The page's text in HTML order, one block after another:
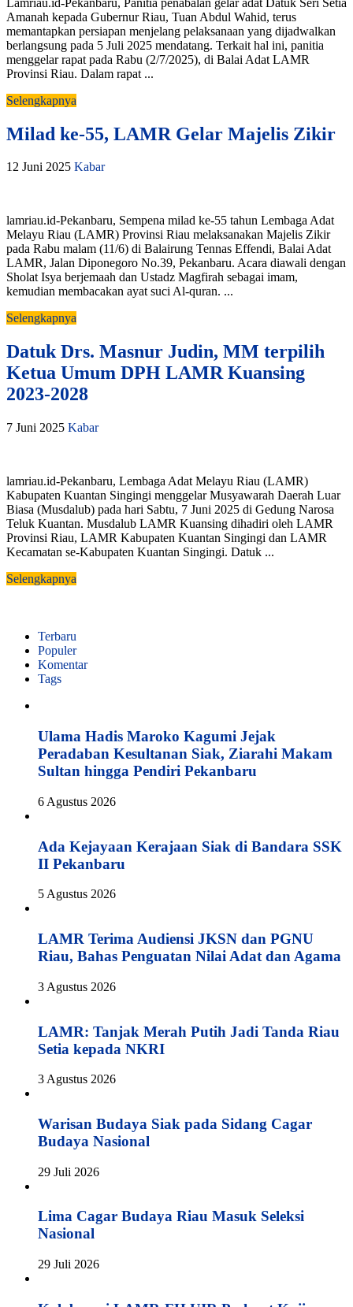
Amanah kepada Gubernur Riau, Tuan Abdul Wahid, terus
memantapkan persiapan menjelang pelaksanaan yang dijadwalkan
berlangsung pada 5 Juli 2025 mendatang. Terkait hal ini, panitia
menggelar rapat pada Rabu (2/7/2025), di Balai Adat LAMR
Provinsi Riau. Dalam rapat ...
Selengkapnya
Milad ke-55, LAMR Gelar Majelis Zikir
12 Juni 2025 Kabar
lamriau.id-Pekanbaru, Sempena milad ke-55 tahun Lembaga Adat
Melayu Riau (LAMR) Provinsi Riau melaksanakan Majelis Zikir
pada Rabu malam (11/6) di Balairung Tennas Effendi, Balai Adat
LAMR, Jalan Diponegoro No.39, Pekanbaru. Acara diawali dengan
Sholat Isya berjemaah dan Ustadz Magfirah sebagai imam,
kemudian membacakan ayat suci Al-quran. ...
Selengkapnya
Datuk Drs. Masnur Judin, MM terpilih
Ketua Umum DPH LAMR Kuansing
2023-2028
7 Juni 2025 Kabar
lamriau.id-Pekanbaru, Lembaga Adat Melayu Riau (LAMR)
Kabupaten Kuantan Singingi menggelar Musyawarah Daerah Luar
Biasa (Musdalub) pada hari Sabtu, 7 Juni 2025 di Gedung Narosa
Teluk Kuantan. Musdalub LAMR Kuansing dihadiri oleh LAMR
Provinsi Riau, LAMR Kabupaten Kuantan Singingi dan LAMR
Kecamatan se-Kabupaten Kuantan Singingi. Datuk ...
Selengkapnya
Terbaru
Populer
Komentar
Tags
Ulama Hadis Maroko Kagumi Jejak
Peradaban Kesultanan Siak, Ziarahi Makam
Sultan hingga Pendiri Pekanbaru
6 Agustus 2026
Ada Kejayaan Kerajaan Siak di Bandara SSK
II Pekanbaru
5 Agustus 2026
LAMR Terima Audiensi JKSN dan PGNU
Riau, Bahas Penguatan Nilai Adat dan Agama
3 Agustus 2026
LAMR: Tanjak Merah Putih Jadi Tanda Riau
Setia kepada NKRI
3 Agustus 2026
Warisan Budaya Siak pada Sidang Cagar
Budaya Nasional
29 Juli 2026
Lima Cagar Budaya Riau Masuk Seleksi
Nasional
29 Juli 2026